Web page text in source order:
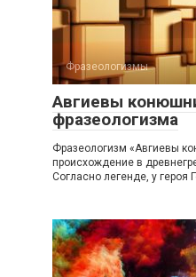
Фразеологизмы
Авгиевы
фразеологизма
Фразеологизм «Авгиевы
происхождение в
Согласно легенде, у героя